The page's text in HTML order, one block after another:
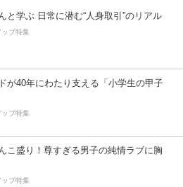
と学ぶ 日常に潜む“人身取引”のリアル
ップ特集
が40年にわたり支える「小学生の甲子
ップ特集
こ盛り！尊すぎる男子の純情ラブに胸
ップ特集